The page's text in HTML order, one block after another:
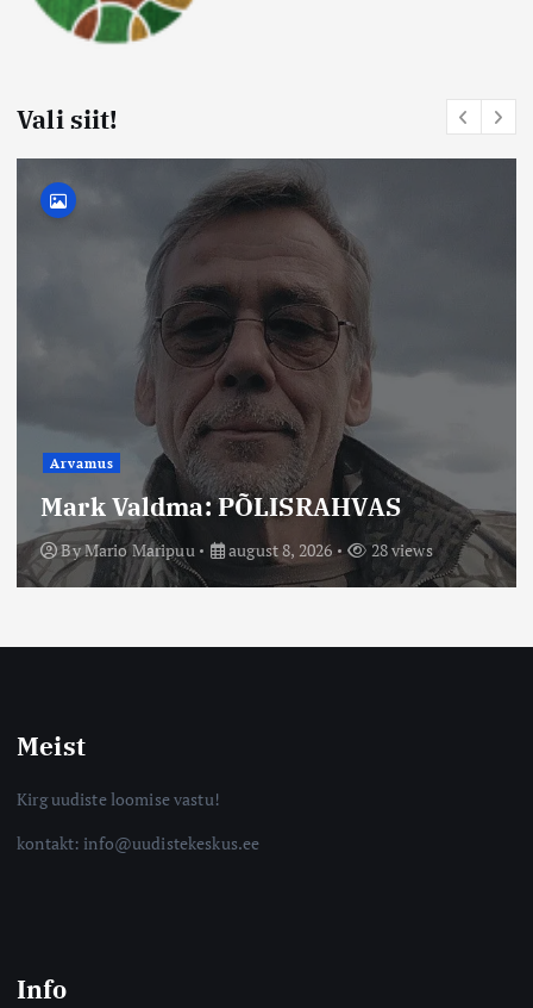
Vali siit!
Mario Maripuu: On hakatud aru
saama, et teadus ja terve
talupojamõistus võivad koos anda
eluterve maailmakäsitluse.
ByMario Maripuu august 8, 2026 16 views
Meist
Kirg uudiste loomise vastu!
kontakt: info@uudistekeskus.ee
Info